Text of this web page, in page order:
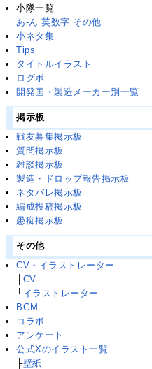
小隊一覧
あ-ん 英数字 その他
小ネタ集
Tips
タイトルイラスト
ログボ
開発国・製造メーカー別一覧
掲示板
戦友募集掲示板
質問掲示板
雑談掲示板
製造・ドロップ報告掲示板
ネタバレ掲示板
編成投稿掲示板
愚痴掲示板
その他
CV・イラストレーター
├CV
└イラストレーター
BGM
コラボ
アンケート
公式Xのイラスト一覧
├壁紙